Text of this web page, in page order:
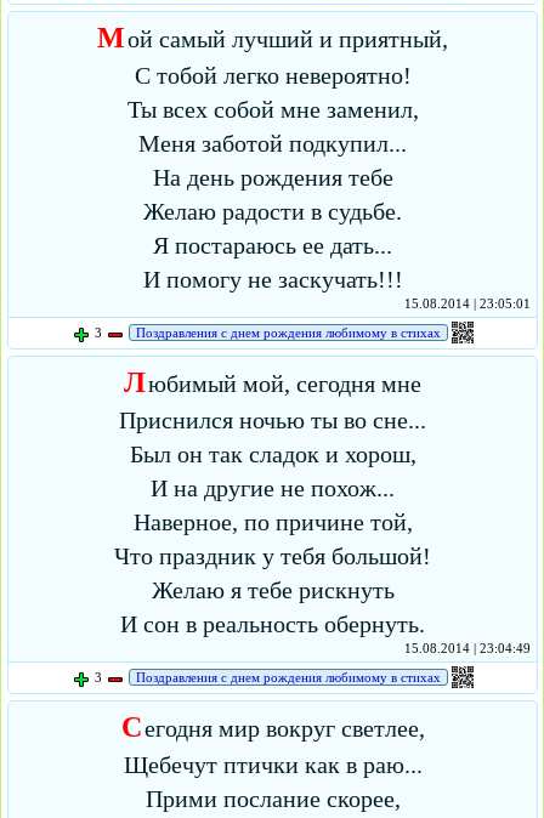
Мой самый лучший и приятный,
С тобой легко невероятно!
Ты всех собой мне заменил,
Меня заботой подкупил...
На день рождения тебе
Желаю радости в судьбе.
Я постараюсь ее дать...
И помогу не заскучать!!!
15.08.2014 | 23:05:01
3
Поздравления с днем рождения любимому в стихах
Любимый мой, сегодня мне
Приснился ночью ты во сне...
Был он так сладок и хорош,
И на другие не похож...
Наверное, по причине той,
Что праздник у тебя большой!
Желаю я тебе рискнуть
И сон в реальность обернуть.
15.08.2014 | 23:04:49
3
Поздравления с днем рождения любимому в стихах
Сегодня мир вокруг светлее,
Щебечут птички как в раю...
Прими послание скорее,